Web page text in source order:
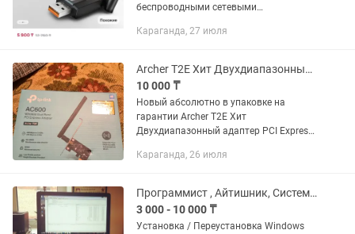
беспроводными сетевыми
Windows 10/11
Караганда, 27 июля
Archer T2E Хит Двухдиапазонный адаптер PCI Express с поддержкой WiFi AC600
10 000 ₸
Новый абсолютно в упаковке на
гарантии Archer T2E Хит
Двухдиапазонный адаптер PCI Express
любых задач Archer T2E позволяет
двухдиапазонный...
Караганда, 26 июля
Программист , Айтишник, Системный администратор
3 000 - 10 000 ₸
Установка / Переустановка Windows